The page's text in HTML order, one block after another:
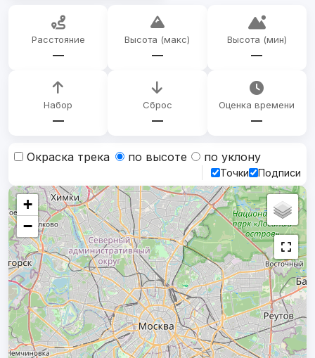
Расстояние
—
Высота (макс)
—
Высота (мин)
—
Набор
—
Сброс
—
Оценка времени
—
Окраска трека по высоте по уклону
Точки Подписи
+
−